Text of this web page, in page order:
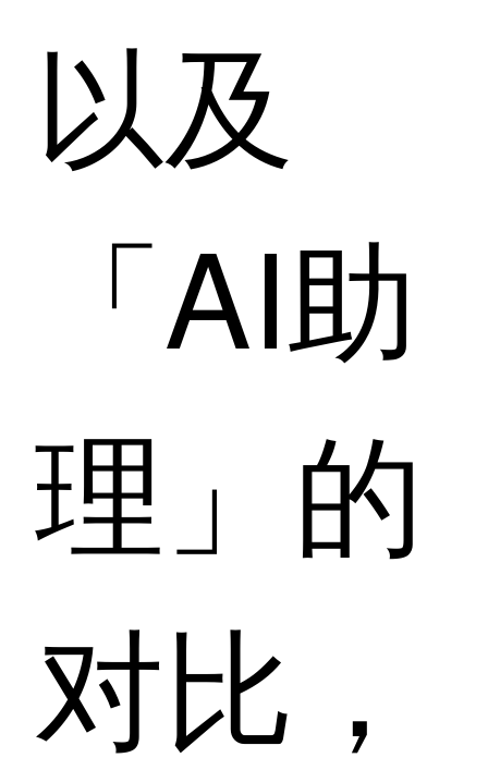
以及
「AI助
理」的
对比，